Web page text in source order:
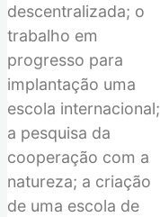
descentralizada; o
trabalho em
progresso para
implantação uma
escola internacional;
a pesquisa da
cooperação com a
natureza; a criação
de uma escola de